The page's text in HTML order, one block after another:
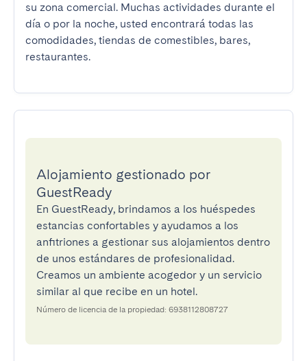
su zona comercial. Muchas actividades durante el
día o por la noche, usted encontrará todas las
comodidades, tiendas de comestibles, bares,
restaurantes.
Alojamiento gestionado por
GuestReady
En GuestReady, brindamos a los huéspedes
estancias confortables y ayudamos a los
anfitriones a gestionar sus alojamientos dentro
de unos estándares de profesionalidad.
Creamos un ambiente acogedor y un servicio
similar al que recibe en un hotel.
Número de licencia de la propiedad: 6938112808727